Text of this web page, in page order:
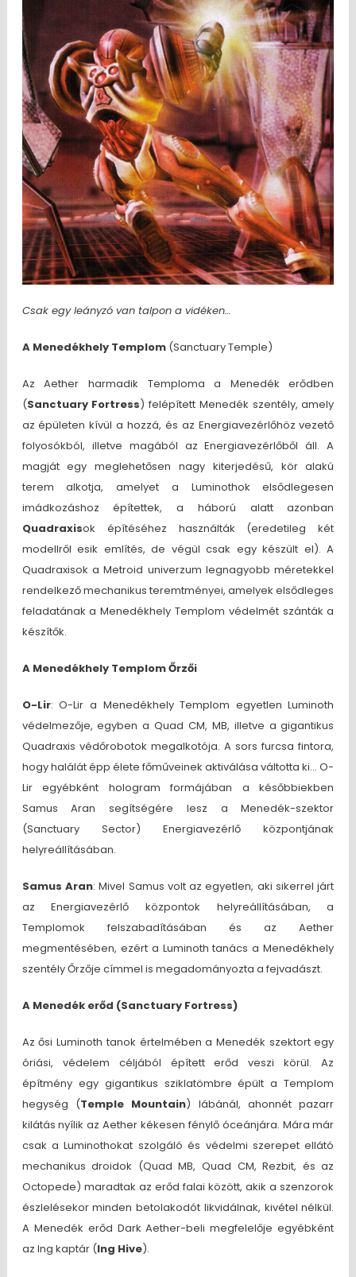
Csak egy leányzó van talpon a vidéken…
A Menedékhely Templom(Sanctuary Temple)
Az Aether harmadik Temploma a Menedék erődben
(Sanctuary Fortress) felépített Menedék szentély, amely
az épületen kívül a hozzá, és az Energiavezérlőhöz vezető
folyosókból, illetve magából az Energiavezérlőből áll. A
magját egy meglehetősen nagy kiterjedésű, kör alakú
terem alkotja, amelyet a Luminothok elsődlegesen
imádkozáshoz építettek, a háború alatt azonban
Quadraxisok építéséhez használták (eredetileg két
modellről esik említés, de végül csak egy készült el). A
Quadraxisok a Metroid univerzum legnagyobb méretekkel
rendelkező mechanikus teremtményei, amelyek elsődleges
feladatának a Menedékhely Templom védelmét szánták a
készítők.
A Menedékhely Templom Őrzői
O-Lir: O-Lir a Menedékhely Templom egyetlen Luminoth
védelmezője, egyben a Quad CM, MB, illetve a gigantikus
Quadraxis védőrobotok megalkotója. A sors furcsa fintora,
hogy halálát épp élete főműveinek aktiválása váltotta ki… O-
Lir egyébként hologram formájában a későbbiekben
Samus Aran segítségére lesz a Menedék-szektor
(Sanctuary Sector) Energiavezérlő központjának
helyreállításában.
Samus Aran: Mivel Samus volt az egyetlen, aki sikerrel járt
az Energiavezérlő központok helyreállításában, a
Templomok felszabadításában és az Aether
megmentésében, ezért a Luminoth tanács a Menedékhely
szentély Őrzője címmel is megadományozta a fejvadászt.
A Menedék erőd (Sanctuary Fortress)
Az ősi Luminoth tanok értelmében a Menedék szektort egy
óriási, védelem céljából épített erőd veszi körül. Az
építmény egy gigantikus sziklatömbre épült a Templom
hegység (Temple Mountain) lábánál, ahonnét pazarr
kilátás nyílik az Aether kékesen fénylő óceánjára. Mára már
csak a Luminothokat szolgáló és védelmi szerepet ellátó
mechanikus droidok (Quad MB, Quad CM, Rezbit, és az
Octopede) maradtak az erőd falai között, akik a szenzorok
észlelésekor minden betolakodót likvidálnak, kivétel nélkül.
A Menedék erőd Dark Aether-beli megfelelője egyébként
az Ing kaptár (Ing Hive).